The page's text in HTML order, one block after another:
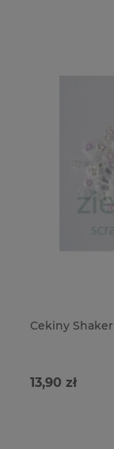
Cekiny
13,90 zł